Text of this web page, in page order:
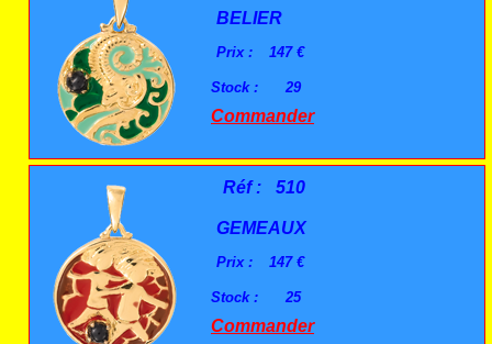
BELIER
Prix : 147 €
Stock : 29
Commander
Réf : 510
GEMEAUX
Prix : 147 €
Stock : 25
Commander